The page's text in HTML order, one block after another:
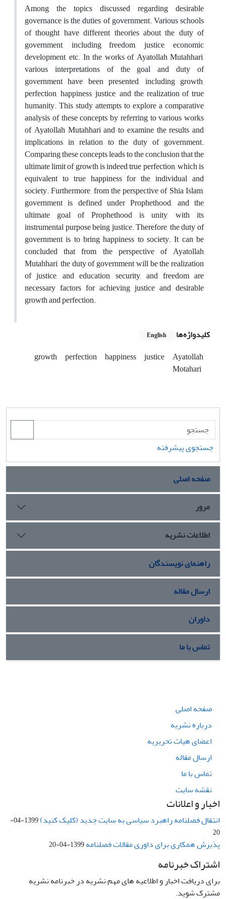
Among the topics discussed regarding desirable
governance is the duties of government. Various schools
of thought have different theories about the duty of
government, including freedom, justice, economic
development, etc. In the works of Ayatollah Mutahhari,
various interpretations of the goal and duty of
government have been presented, including growth,
perfection, happiness, justice, and the realization of true
humanity. This study attempts to explore a comparative
analysis of these concepts by referring to various works
of Ayatollah Mutahhari and to examine the results and
implications in relation to the duty of government.
Comparing these concepts leads to the conclusion that the
ultimate limit of growth is indeed true perfection, which is
equivalent to true happiness for the individual and
society. Furthermore, from the perspective of Shia Islam,
government is defined under Prophethood, and the
ultimate goal of Prophethood is unity, with its
instrumental purpose being justice. Therefore, the duty of
government is to bring happiness to society. It can be
concluded that from the perspective of Ayatollah
Mutahhari, the duty of government will be the realization
of justice, and education, security, and freedom are
necessary factors for achieving justice and desirable
growth and perfection.
کلیدواژه‌ها English
growth perfection happiness justice Ayatollah
Motahari
جستجوی پیشرفته
صفحه اصلی
مرور
اطلاعات نشریه
راهنمای نویسندگان
ارسال مقاله
داوران
تماس با ما
صفحه اصلی
درباره نشریه
اعضای هیات تحریریه
ارسال مقاله
تماس با ما
نقشه سایت
اخبار و اعلانات
انتقال فصلنامه راهبرد سیاسی به سایت جدید (کلیک کنید)
1399-04-
20
پذیرش همکاری برای داوری مقالات فصلنامه1399-04-20
اشتراک خبرنامه
برای دریافت اخبار و اطلاعیه های مهم نشریه در خبرنامه نشریه
مشترک شوید.